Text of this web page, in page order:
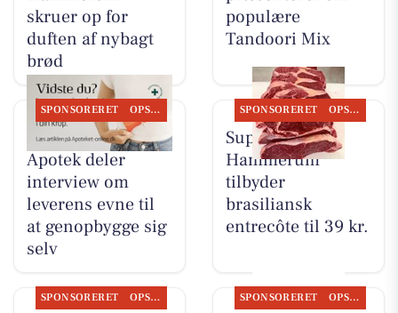
skruer op for
duften af nybagt
brød
populære
Tandoori Mix
SPONSORERET OPSLAGSTAVLEN
Herning Løve
Apotek deler
interview om
leverens evne til
at genopbygge sig
selv
SPONSORERET OPSLAGSTAVLEN
SuperBrugsen
Hammerum
tilbyder
brasiliansk
entrecôte til 39 kr.
SPONSORERET OPSLAGSTAVLEN SPONSORERET OPSLAGSTAVLEN